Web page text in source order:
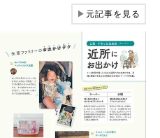
▶元記事を見る